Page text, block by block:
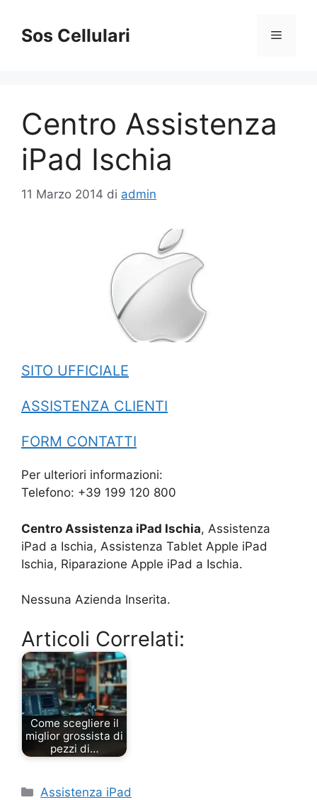
contenuto
Sos Cellulari Menu
Centro Assistenza
iPad Ischia
11 Marzo 2014 di admin
SITO UFFICIALE
ASSISTENZA CLIENTI
FORM CONTATTI
Per ulteriori informazioni:
Telefono: +39 199 120 800
Centro Assistenza iPad Ischia, Assistenza
iPad a Ischia, Assistenza Tablet Apple iPad
Ischia, Riparazione Apple iPad a Ischia.
Nessuna Azienda Inserita.
Articoli Correlati:
Come scegliere il
miglior grossista di
pezzi di…
Categorie
Assistenza iPad